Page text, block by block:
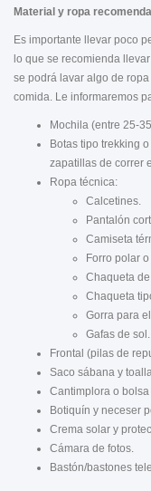
Material y ropa
Es importante llevar poco
lo que se recomienda
se podrá lavar algo de
comida. Le informaremos
Mochila (entre 25-
Botas tipo trekking
zapatillas de correr
Ropa técnica:
Calcetines.
Pantalón
Camiseta
Forro polar
Chaqueta
Chaqueta
Gorra para
Gafas de sol.
Frontal (pilas de
Saco sábana y
Cantimplora o
Botiquín y neceser
Crema solar y
Cámara de fotos.
Bastón/bastones